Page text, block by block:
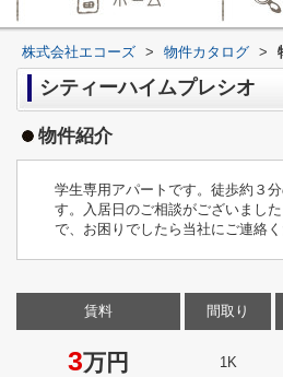
株式会社エコーズ > 物件カタログ >
シティーハイムプレシオ
物件紹介
学生専用アパートです。徒歩約３
す。入居日のご相談がございまし
で、お困りでしたら当社にご連絡
賃料
3万円
間取り
1K